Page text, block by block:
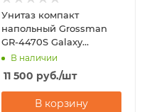
Унитаз компакт
напольный Grossman
GR-4470S Galaxy
(650х360х820) с
микролифтом
В наличии
11 500 руб./шт
В корзину